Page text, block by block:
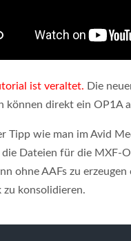
ist veraltet. Die
können direkt ein OP1A
Tipp wie man im Avid
die Dateien für die MXF-
ohne AAFs zu
zu konsolidieren.